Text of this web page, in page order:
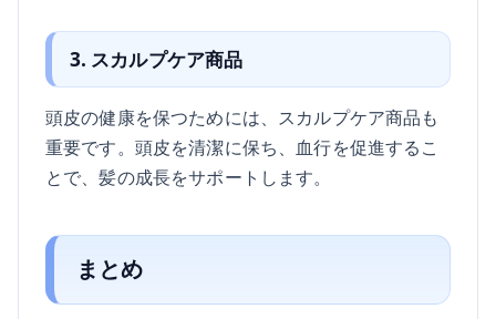
3. スカルプケア商品
頭皮の健康を保つためには、スカルプケア商品も
重要です。頭皮を清潔に保ち、血行を促進するこ
とで、髪の成長をサポートします。
まとめ